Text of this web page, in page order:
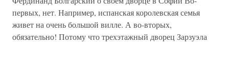
первых, нет. Например, испанская королевская семья
живет на очень большой вилле. А во-вторых,
обязательно! Потому что трехэтажный дворец Зарзуэла